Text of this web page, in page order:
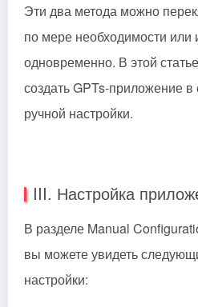
Эти два метода можно
по мере необходимости или
одновременно. В этой
создать GPTs-приложение
ручной настройки.
III. Настройка
В разделе Manual
вы можете увидеть
настройки: